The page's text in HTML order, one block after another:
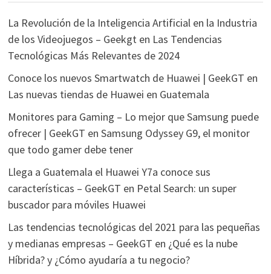
La Revolución de la Inteligencia Artificial en la Industria
de los Videojuegos – Geekgten Las Tendencias
Tecnológicas Más Relevantes de 2024
Conoce los nuevos Smartwatch de Huawei | GeekGT en
Las nuevas tiendas de Huawei en Guatemala
Monitores para Gaming – Lo mejor que Samsung puede
ofrecer | GeekGT en Samsung Odyssey G9, el monitor
que todo gamer debe tener
Llega a Guatemala el Huawei Y7a conoce sus
características – GeekGT en Petal Search: un super
buscador para móviles Huawei
Las tendencias tecnológicas del 2021 para las pequeñas
y medianas empresas – GeekGT en ¿Qué es la nube
Híbrida? y ¿Cómo ayudaría a tu negocio?